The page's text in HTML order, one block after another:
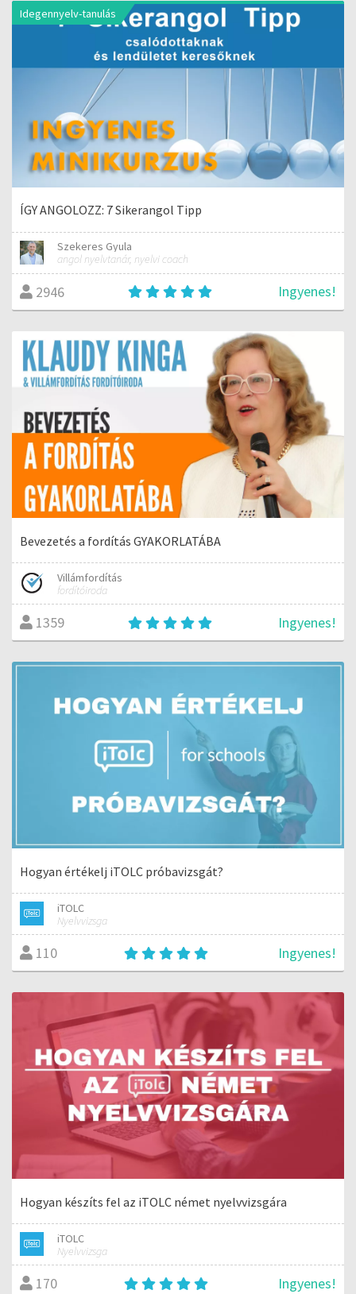
Idegennyelv-tanulás
ÍGY ANGOLOZZ: 7 Sikerangol Tipp
Szekeres Gyula
angol nyelvtanár, nyelvi coach
2946 Ingyenes!
Bevezetés a fordítás GYAKORLATÁBA
Villámfordítás
fordítóiroda
1359 Ingyenes!
Hogyan értékelj iTOLC próbavizsgát?
iTOLC
Nyelvvizsga
110 Ingyenes!
Hogyan készíts fel az iTOLC német nyelvvizsgára
iTOLC
Nyelvvizsga
170 Ingyenes!